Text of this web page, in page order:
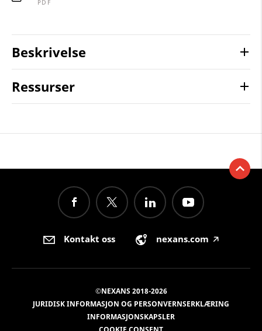
PDF
Beskrivelse
Ressurser
Kontakt oss nexans.com 🡥
©NEXANS 2018-2026
JURIDISK INFORMASJON OG PERSONVERNSERKLÆRING
INFORMASJONSKAPSLER